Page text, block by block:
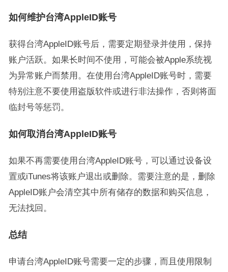
如何维护台湾AppleID账号
获得台湾AppleID账号后，需要定期登录并使用，保持
账户活跃。如果长时间不使用，可能会被Apple系统视
为异常账户而禁用。在使用台湾AppleID账号时，需要
特别注意不要使用盗版软件或进行非法操作，否则将面
临封号等惩罚。
如何取消台湾AppleID账号
如果不再需要使用台湾AppleID账号，可以通过设备设
置或iTunes将该账户退出或删除。需要注意的是，删除
AppleID账户会清空其中所有储存的数据和购买信息，
无法找回。
总结
申请台湾AppleID账号需要一定的步骤，而且使用限制